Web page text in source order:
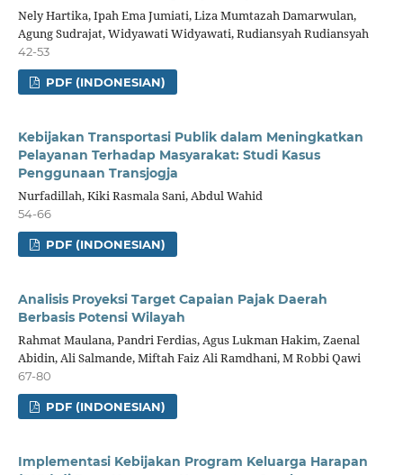
Nely Hartika, Ipah Ema Jumiati, Liza Mumtazah Damarwulan,
Agung Sudrajat, Widyawati Widyawati, Rudiansyah Rudiansyah
42-53
PDF (INDONESIAN)
Kebijakan Transportasi Publik dalam Meningkatkan
Pelayanan Terhadap Masyarakat: Studi Kasus
Penggunaan Transjogja
Nurfadillah, Kiki Rasmala Sani, Abdul Wahid
54-66
PDF (INDONESIAN)
Analisis Proyeksi Target Capaian Pajak Daerah
Berbasis Potensi Wilayah
Rahmat Maulana, Pandri Ferdias, Agus Lukman Hakim, Zaenal
Abidin, Ali Salmande, Miftah Faiz Ali Ramdhani, M Robbi Qawi
67-80
PDF (INDONESIAN)
Implementasi Kebijakan Program Keluarga Harapan